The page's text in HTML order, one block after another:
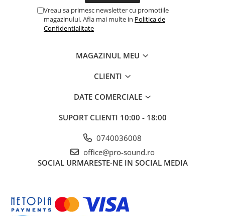
Genti pentru DJ
Cabluri de boxe
Cabluri la metru
Conectori
Vreau sa primesc newsletter cu promotiile
magazinului. Afla mai multe in Politica de
Confidentialitate
MAGAZINUL MEU
CLIENTI
DATE COMERCIALE
SUPORT CLIENTI 10:00 - 18:00
0740036008
office@pro-sound.ro
SOCIAL URMARESTE-NE IN SOCIAL MEDIA